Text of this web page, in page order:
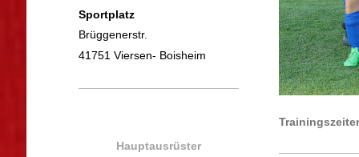
Sportplatz
Brüggenerstr.
41751 Viersen- Boisheim
Hauptausrüster